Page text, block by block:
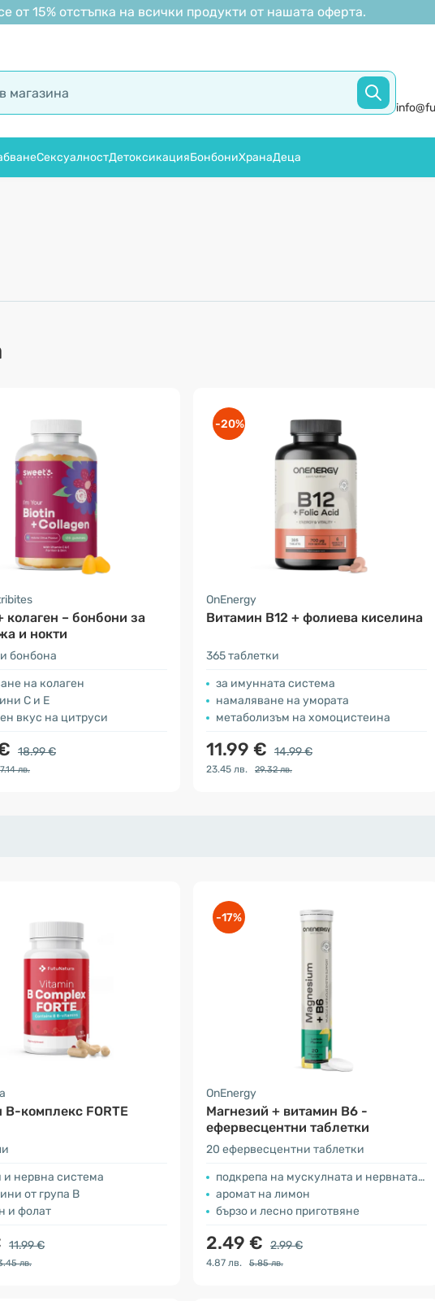
от 15% отстъпка на всички продукти от нашата оферта.
СексуалностДетоксикацияБонбониХранаДеца
колаген – бонбони за
и нокти
бонбона
на колаген
C и E
вкус на цитруси
18.99 €
лв.
-20%
OnEnergy
Витамин В12 + фолиева киселина
365 таблетки
за имунната система
намаляване на умората
метаболизъм на хомоцистеина
11.99 € 14.99 €
23.45 лв. 29.32 лв.
B-комплекс FORTE
и нервна система
от група В
и фолат
11.99 €
лв.
-17%
OnEnergy
Магнезий + витамин В6 -
ефервесцентни таблетки
20 ефервесцентни таблетки
подкрепа на мускулната и нервната система
аромат на лимон
бързo и лесно приготвяне
2.49 € 2.99 €
4.87 лв. 5.85 лв.